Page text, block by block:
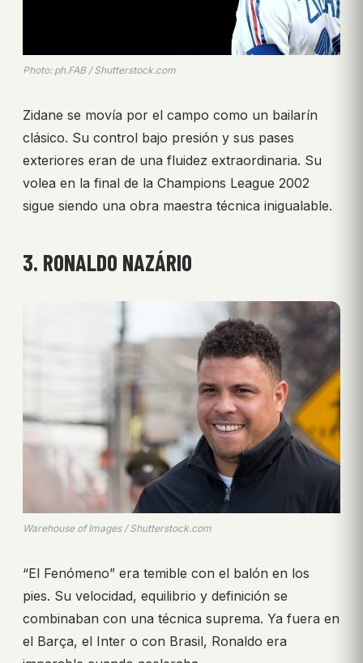
Photo: ph.FAB / Shutterstock.com
Zidane se movía por el campo como un bailarín
clásico. Su control bajo presión y sus pases
exteriores eran de una fluidez extraordinaria. Su
volea en la final de la Champions League 2002
sigue siendo una obra maestra técnica inigualable.
3. RONALDO NAZÁRIO
Warehouse of Images / Shutterstock.com
“El Fenómeno” era temible con el balón en los
pies. Su velocidad, equilibrio y definición se
combinaban con una técnica suprema. Ya fuera en
el Barça, el Inter o con Brasil, Ronaldo era